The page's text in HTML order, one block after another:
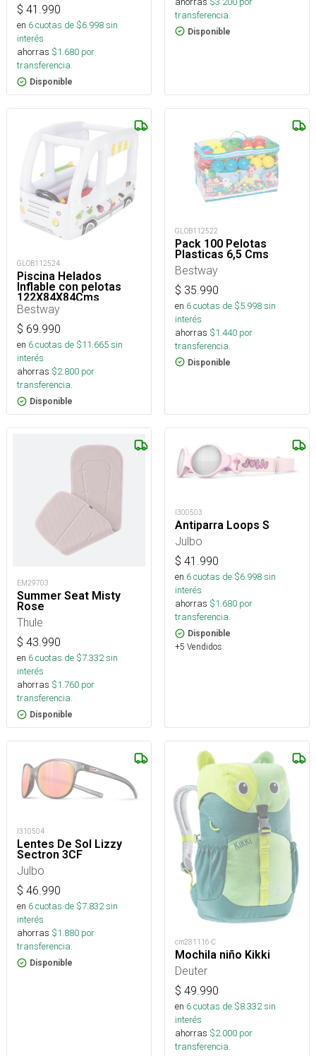
$ 41.990
en 6cuotas de $6.998sin
interés
ahorras $1.680 por
transferencia.
Disponible
transferencia.
Disponible
GLOB112524
Piscina Helados
Inflable con pelotas
122X84X84Cms
Bestway
$ 69.990
en 6cuotas de $11.665sin
interés
ahorras $2.800 por
transferencia.
Disponible
GLOB112522
Pack 100 Pelotas
Plasticas 6,5 Cms
Bestway
$ 35.990
en 6cuotas de $5.998sin
interés
ahorras $1.440 por
transferencia.
Disponible
EM29703
Summer Seat Misty
Rose
Thule
$ 43.990
en 6cuotas de $7.332sin
interés
ahorras $1.760 por
transferencia.
Disponible
I300503
Antiparra Loops S
Julbo
$ 41.990
en 6cuotas de $6.998sin
interés
ahorras $1.680 por
transferencia.
Disponible
+5 Vendidos
I310504
Lentes De Sol Lizzy
Sectron 3CF
Julbo
$ 46.990
en 6cuotas de $7.832sin
interés
ahorras $1.880 por
transferencia.
Disponible
cm281116-C
Mochila niño Kikki
Deuter
$ 49.990
en 6cuotas de $8.332sin
interés
ahorras $2.000 por
transferencia.